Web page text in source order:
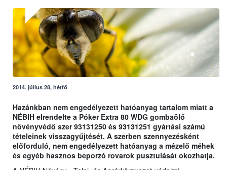
2014. július 28, hétfő
Hazánkban nem engedélyezett hatóanyag tartalom miatt a
NÉBIH elrendelte a Póker Extra 80 WDG gombaölő
növényvédő szer 93131250 és 93131251 gyártási számú
tételeinek visszagyűjtését. A szerben szennyezésként
előforduló, nem engedélyezett hatóanyag a mézelő méhek
és egyéb hasznos beporzó rovarok pusztulását okozhatja.